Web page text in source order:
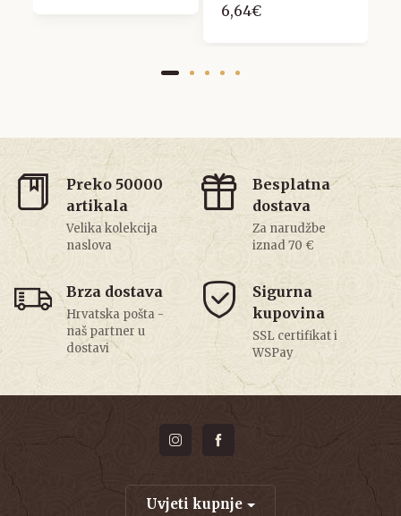
6,64€
Preko 50000
artikala
Velika kolekcija
naslova
Besplatna
dostava
Za narudžbe
iznad 70 €
Brza dostava
Hrvatska pošta -
naš partner u
dostavi
Sigurna
kupovina
SSL certifikat i
WSPay
Uvjeti kupnje